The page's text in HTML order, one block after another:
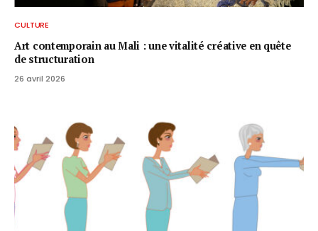
CULTURE
Art contemporain au Mali : une vitalité créative en quête
de structuration
26 avril 2026